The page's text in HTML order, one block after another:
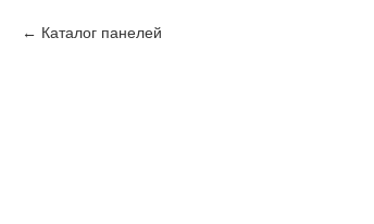
Каталог панелей